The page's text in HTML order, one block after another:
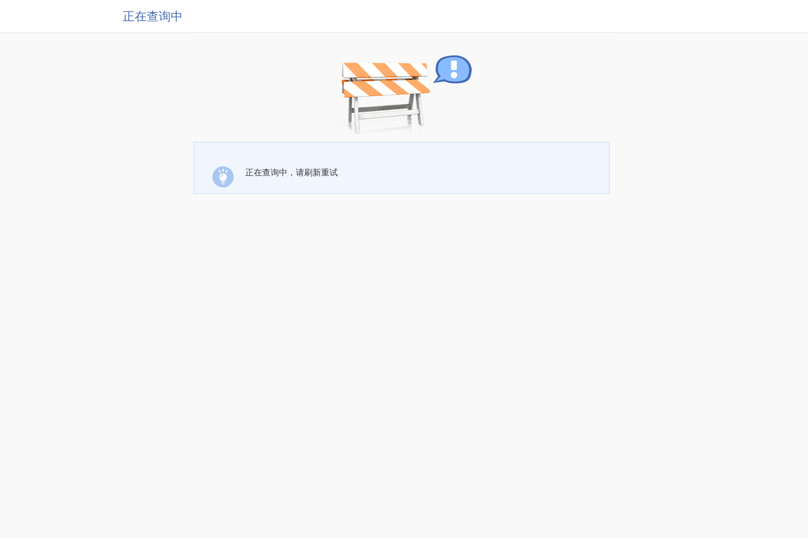
正在查询中
正在查询中，请刷新重试